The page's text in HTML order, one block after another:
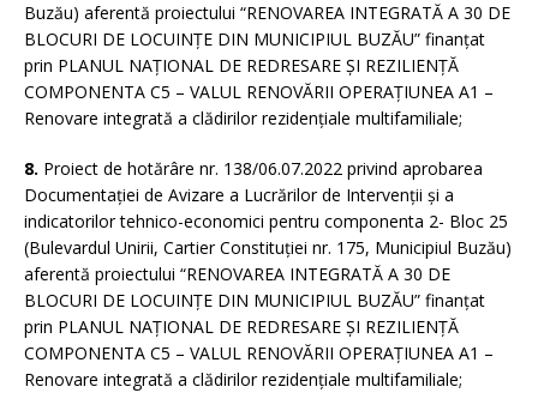
Buzău) aferentă proiectului “RENOVAREA INTEGRATĂ A 30 DE
BLOCURI DE LOCUINȚE DIN MUNICIPIUL BUZĂU” finanțat
prin PLANUL NAȚIONAL DE REDRESARE ȘI REZILIENȚĂ
COMPONENTA C5 – VALUL RENOVĂRII OPERAȚIUNEA A1 –
Renovare integrată a clădirilor rezidențiale multifamiliale;
8. Proiect de hotărâre nr. 138/06.07.2022 privind aprobarea
Documentației de Avizare a Lucrărilor de Intervenții și a
indicatorilor tehnico-economici pentru componenta 2- Bloc 25
(Bulevardul Unirii, Cartier Constituției nr. 175, Municipiul Buzău)
aferentă proiectului “RENOVAREA INTEGRATĂ A 30 DE
BLOCURI DE LOCUINȚE DIN MUNICIPIUL BUZĂU” finanțat
prin PLANUL NAȚIONAL DE REDRESARE ȘI REZILIENȚĂ
COMPONENTA C5 – VALUL RENOVĂRII OPERAȚIUNEA A1 –
Renovare integrată a clădirilor rezidențiale multifamiliale;